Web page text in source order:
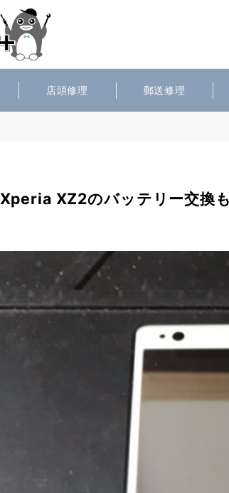
店頭修理 郵送修理
Xperia XZ2のバッテリー交換